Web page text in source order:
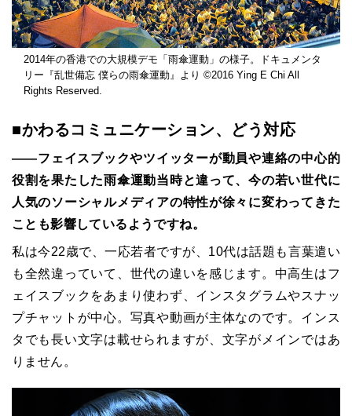
2014年の香港での大規模デモ「雨傘運動」の様子。ドキュメンタ
リー『乱世備忘 僕らの雨傘運動』より ©2016 Ying E Chi All
Rights Reserved.
■かわるコミュニケーション、どう対応
――フェイスブックやツイッターが動員や連絡の中心的
役割を果たした雨傘運動当時と違って、今の若い世代に
人気のソーシャルメディアの特性が徐々に変わってきた
ことも影響しているようですね。
私は今22歳で、一応若者ですが、10代は話題も言葉遣い
も全然違っていて、世代の違いを感じます。中高生はフ
ェイスブックをあまり使わず、インスタグラムやスナッ
プチャットが中心。写真や動画が主体なのです。インス
タでも長い文字は載せられますが、文字がメインではあ
りません。